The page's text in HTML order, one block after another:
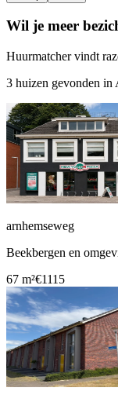
Wil je meer
Huurmatcher vindt
3 huizen gevonden in
arnhemseweg
Beekbergen en
67 m²€1115